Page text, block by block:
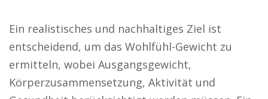
Ein realistisches und nachhaltiges Ziel ist
entscheidend, um das Wohlfühl-Gewicht zu
ermitteln, wobei Ausgangsgewicht,
Körperzusammensetzung, Aktivität und